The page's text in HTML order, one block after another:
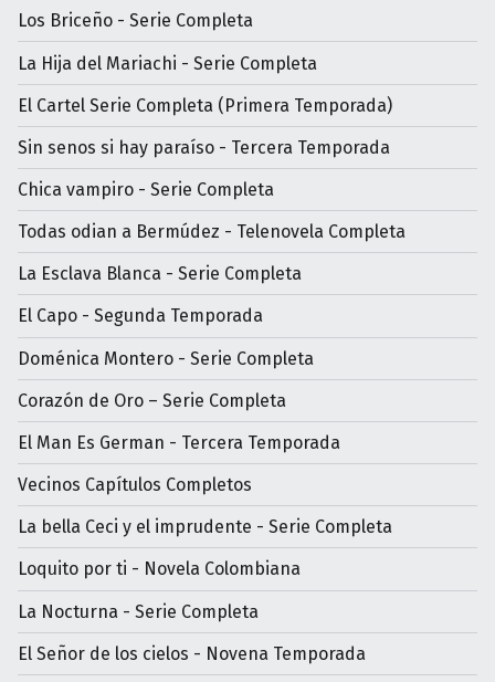
Los Briceño - Serie Completa
La Hija del Mariachi - Serie Completa
El Cartel Serie Completa (Primera Temporada)
Sin senos si hay paraíso - Tercera Temporada
Chica vampiro - Serie Completa
Todas odian a Bermúdez - Telenovela Completa
La Esclava Blanca - Serie Completa
El Capo - Segunda Temporada
Doménica Montero - Serie Completa
Corazón de Oro – Serie Completa
El Man Es German - Tercera Temporada
Vecinos Capítulos Completos
La bella Ceci y el imprudente - Serie Completa
Loquito por ti - Novela Colombiana
La Nocturna - Serie Completa
El Señor de los cielos - Novena Temporada